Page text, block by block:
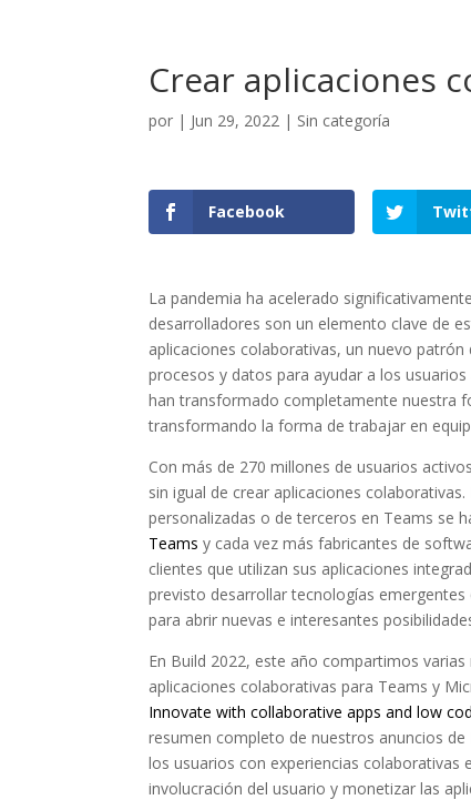
Crear aplicaciones
por | Jun 29, 2022 | Sin categoría
Facebook
La pandemia ha acelerado
desarrolladores son un elemento clave de
aplicaciones colaborativas, un nuevo
procesos y datos para ayudar a los
han transformado completamente nuestra
transformando la forma de trabajar en
Con más de 270 millones de usuarios
sin igual de crear aplicaciones
personalizadas o de terceros en Teams se
Teams y cada vez más fabricantes de
clientes que utilizan sus aplicaciones
previsto desarrollar tecnologías
para abrir nuevas e interesantes
En Build 2022, este año compartimos
aplicaciones colaborativas para Teams y
Innovate with collaborative apps and low
resumen completo de nuestros anuncios
los usuarios con experiencias colaborativas
involucración del usuario y monetizar las